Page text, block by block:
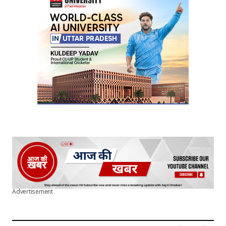
Advertisement